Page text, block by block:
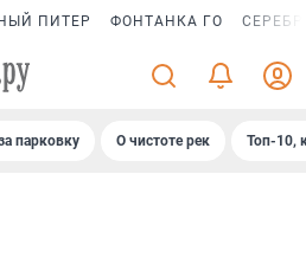
ПИТЕР ФОНТАНКА ГО
парковку О чистоте рек Топ-10,